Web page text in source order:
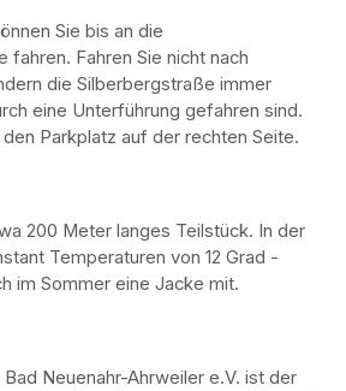
Sie bis an die
fahren. Fahren Sie nicht nach
die Silberbergstraße immer
eine Unterführung gefahren sind.
Parkplatz auf der rechten Seite.
200 Meter langes Teilstück. In der
Temperaturen von 12 Grad -
im Sommer eine Jacke mit.
Neuenahr-Ahrweiler e.V. ist der